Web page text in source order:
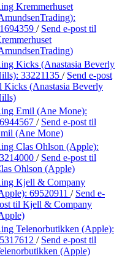
Kremmerhuset
/ Send e-post til
Kicks (Anastasia Beverly
33221135 / Send e-post
Kicks (Anastasia Beverly
Emil (Ane Mone):
/ Send e-post til
(Ane Mone)
Clas Ohlson (Apple):
/ Send e-post til
Ohlson (Apple)
Kjell & Company
69520911 / Send e-
til Kjell & Company
Telenorbutikken (Apple):
/ Send e-post til
(Apple)